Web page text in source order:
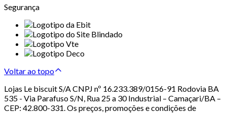
Segurança
Voltar ao topo
Lojas Le biscuit S/A CNPJ nº 16.233.389/0156-91 Rodovia BA
535 - Via Parafuso S/N, Rua 25 a 30 Industrial – Camaçari/BA –
CEP: 42.800-331. Os preços, promoções e condições de